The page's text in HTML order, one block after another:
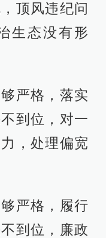
顶风违纪问
生态没有形
严格，落实
到位，对一
，处理偏宽
严格，履行
到位，廉政